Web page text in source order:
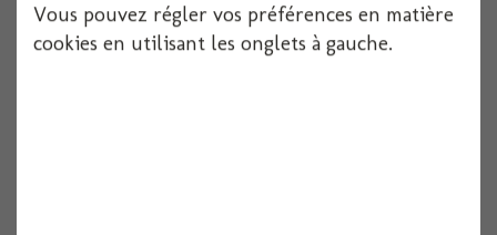
Bas resille noir
Vous pouvez régler vos préférences en matière
cookies en utilisant les onglets à gauche.